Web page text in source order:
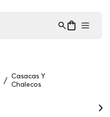
Casacas Y
Chalecos
⋮